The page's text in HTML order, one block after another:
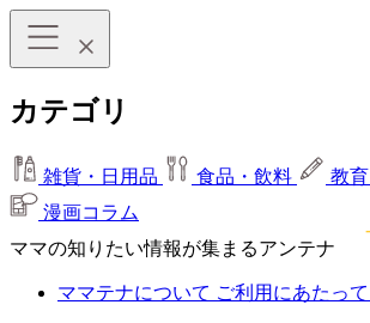
カテゴリ
雑貨・日用品 食品・飲料 教育
漫画コラム
ママの知りたい情報が集まるアンテナ
ママテナについて ご利用にあたって